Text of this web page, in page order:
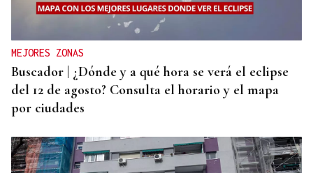
MEJORES ZONAS
Buscador | ¿Dónde y a qué hora se verá el eclipse
del 12 de agosto? Consulta el horario y el mapa
por ciudades